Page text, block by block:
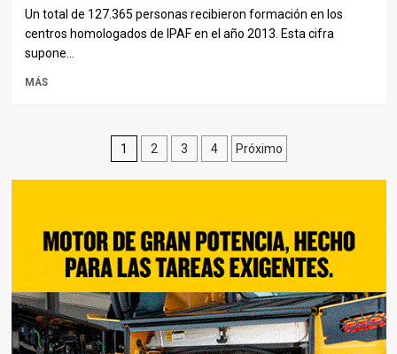
Un total de 127.365 personas recibieron formación en los
centros homologados de IPAF en el año 2013. Esta cifra
supone...
MÁS
Paginación
de
1 2 3 4 Próximo